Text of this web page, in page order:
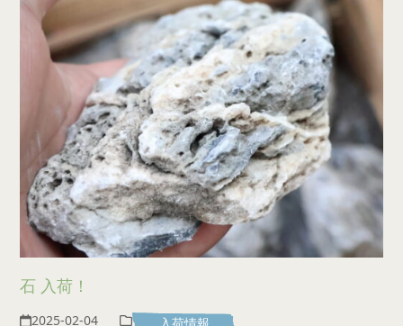
石 入荷！
2025-02-04